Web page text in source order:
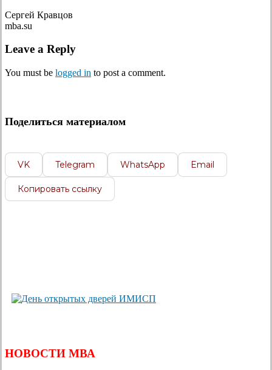
Cергей Кравцов
mba.su
Leave a Reply
You must be logged in to post a comment.
Поделиться материалом
VK Telegram WhatsApp Email
Копировать ссылку
НОВОСТИ МВА